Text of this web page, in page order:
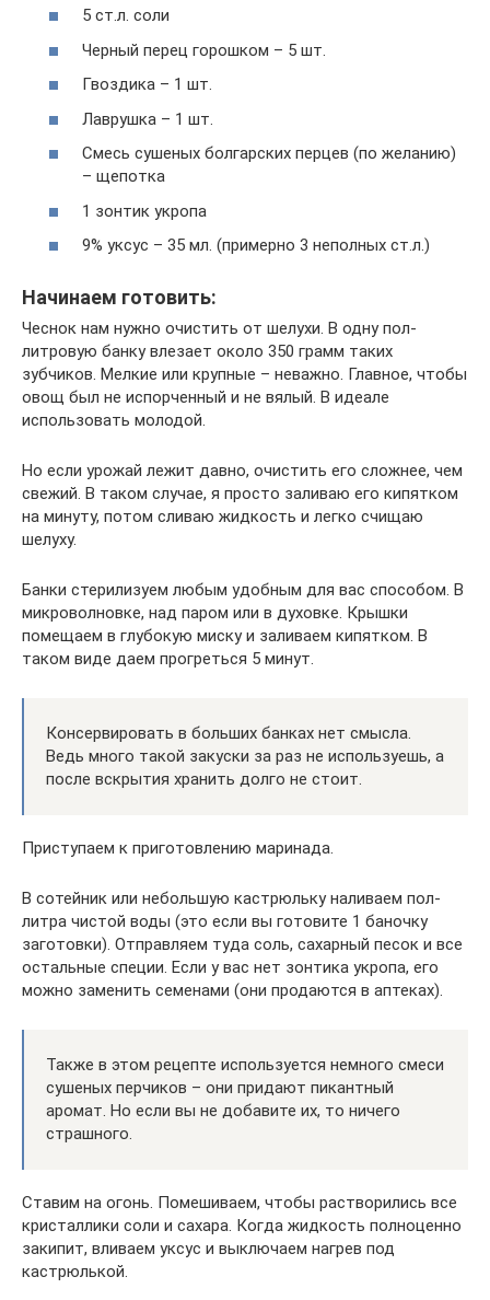
5 ст.л. соли
Черный перец горошком – 5 шт.
Гвоздика – 1 шт.
Лаврушка – 1 шт.
Смесь сушеных болгарских перцев (по желанию)
– щепотка
1 зонтик укропа
9% уксус – 35 мл. (примерно 3 неполных ст.л.)
Начинаем готовить:
Чеснок нам нужно очистить от шелухи. В одну пол-
литровую банку влезает около 350 грамм таких
зубчиков. Мелкие или крупные – неважно. Главное, чтобы
овощ был не испорченный и не вялый. В идеале
использовать молодой.
Но если урожай лежит давно, очистить его сложнее, чем
свежий. В таком случае, я просто заливаю его кипятком
на минуту, потом сливаю жидкость и легко счищаю
шелуху.
Банки стерилизуем любым удобным для вас способом. В
микроволновке, над паром или в духовке. Крышки
помещаем в глубокую миску и заливаем кипятком. В
таком виде даем прогреться 5 минут.
Консервировать в больших банках нет смысла.
Ведь много такой закуски за раз не используешь, а
после вскрытия хранить долго не стоит.
Приступаем к приготовлению маринада.
В сотейник или небольшую кастрюльку наливаем пол-
литра чистой воды (это если вы готовите 1 баночку
заготовки). Отправляем туда соль, сахарный песок и все
остальные специи. Если у вас нет зонтика укропа, его
можно заменить семенами (они продаются в аптеках).
Также в этом рецепте используется немного смеси
сушеных перчиков – они придают пикантный
аромат. Но если вы не добавите их, то ничего
страшного.
Ставим на огонь. Помешиваем, чтобы растворились все
кристаллики соли и сахара. Когда жидкость полноценно
закипит, вливаем уксус и выключаем нагрев под
кастрюлькой.